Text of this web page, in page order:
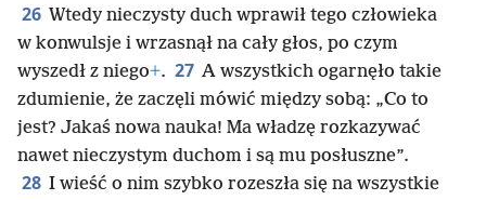
26 Wtedy nieczysty duch wprawił tego człowieka
w konwulsje i wrzasnął na cały głos, po czym
wyszedł z niego+. 27 A wszystkich ogarnęło takie
zdumienie, że zaczęli mówić między sobą: „Co to
jest? Jakaś nowa nauka! Ma władzę rozkazywać
nawet nieczystym duchom i są mu posłuszne”.
28 I wieść o nim szybko rozeszła się na wszystkie